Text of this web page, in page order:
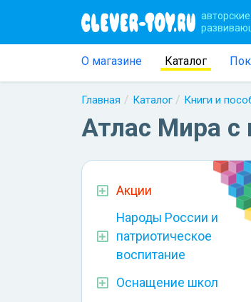
О магазине Каталог
Главная Каталог Книги и
Атлас Мира с
Акции
Народы России и
патриотическое
воспитание
Оснащение школ